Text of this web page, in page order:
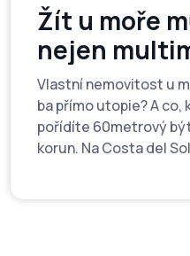
Žít u moře
nejen
Vlastní nemovitost u
ba přímo utopie? A co,
pořídíte 60metrový
korun. Na Costa del